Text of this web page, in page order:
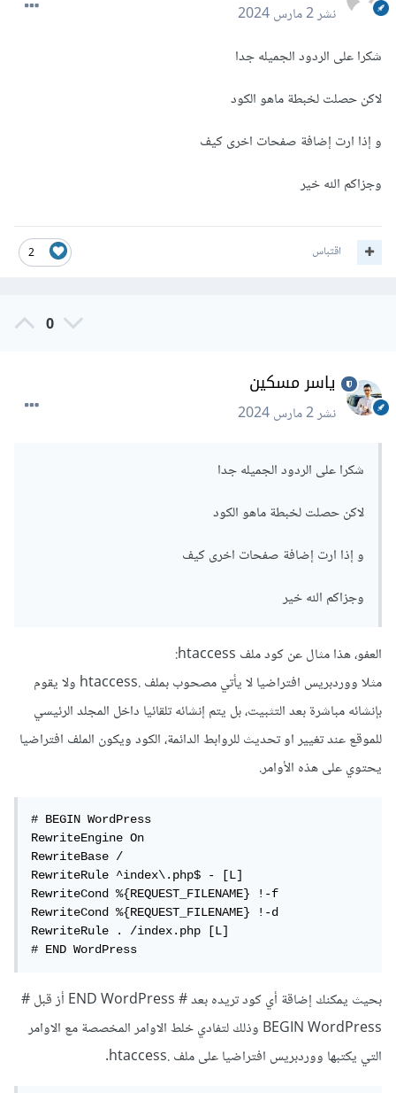
نشر2 مارس 2024
شكرا على الردود الجميله جدا
لاكن حصلت لخبطة ماهو الكود
و إذا ارت إضافة صفحات اخرى كيف
وجزاكم الله خير
2 اقتباس
0
ياسر مسكين
نشر2 مارس 2024
شكرا على الردود الجميله جدا
لاكن حصلت لخبطة ماهو الكود
و إذا ارت إضافة صفحات اخرى كيف
وجزاكم الله خير
العفو، هذا مثال عن كود ملف htaccess:
مثلا ووردبريس افتراضيا لا يأتي مصحوب بملف .htaccess ولا يقوم
بإنشائه مباشرة بعد التثبيت، بل يتم إنشائه تلقائيا داخل المجلد الرئيسي
للموقع عند تغيير او تحديث للروابط الدائمة، الكود ويكون الملف افتراضيا
يحتوي على هذه الأوامر.
# BEGIN WordPress
RewriteEngine On
RewriteBase /
RewriteRule ^index\.php$ - [L]
RewriteCond %{REQUEST_FILENAME} !-f
RewriteCond %{REQUEST_FILENAME} !-d
RewriteRule . /index.php [L]
# END WordPress
بحيث يمكنك إضاقة أي كود تريده بعد # END WordPress أز قبل #
BEGIN WordPress وذلك لتفادي خلط الاوامر المخصصة مع الاوامر
التي يكتبها ووردبريس افتراضيا على ملف .htaccess.